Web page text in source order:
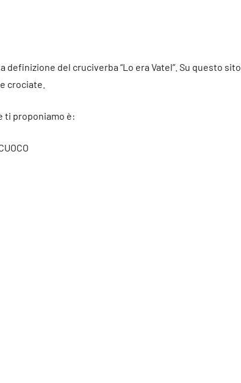
del cruciverba “Lo era Vatel”. Su questo sito
crociate.
ti proponiamo è: